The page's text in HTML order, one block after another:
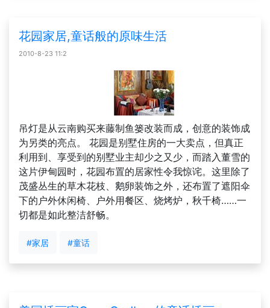
花园家居,童话般的原味生活
2010-8-23 11:2
吊灯是从云南购买来藤制鱼篓改装而成，创意的装饰成
为另类的亮点。 花园是别墅住房的一大卖点，但真正
利用到、享受到的别墅业主却少之又少，而踏入董雪的
这片伊甸园时，花园布置的居家性令我惊诧。这里除了
茂盛丛生的草木花枝、鹅卵装饰之外，还布置了遮阳伞
下的户外休闲椅、户外用餐区、烧烤炉，秋千椅……一
切都是如此整洁舒畅。
#家居 #童话